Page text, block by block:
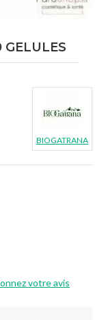
GELULES
votre avis
BIOGATRANA